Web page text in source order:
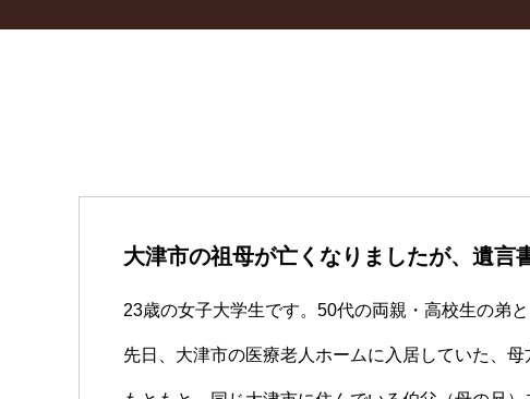
大津市の祖母が亡くなりましたが、遺言
23歳の女子大学生です。50代の両親・高校生の弟
先日、大津市の医療老人ホームに入居していた、